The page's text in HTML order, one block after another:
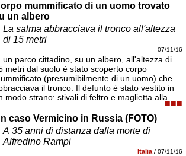
mummificato di un uomo trovato
un albero
La salma abbracciava il tronco all'altezza
di 15 metri
07/11/16
un parco cittadino, su un albero, all'altezza di
metri dal suolo è stato scoperto corpo
(presumibilmente di un uomo) che
il tronco. Il defunto è stato vestito in
modo strano: stivali di feltro e maglietta alla
■■■
caso Vermicino in Russia (FOTO)
A 35 anni di distanza dalla morte di
Alfredino Rampi
Italia / 07/11/16